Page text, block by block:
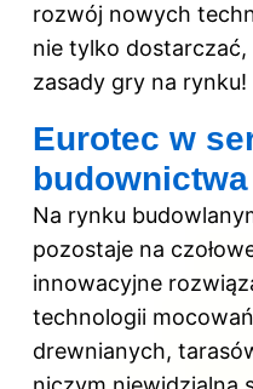
rozwój nowych
nie tylko
zasady gry na rynku!
Eurotec w
budownictwa
Na rynku
pozostaje na
innowacyjne
technologii
drewnianych,